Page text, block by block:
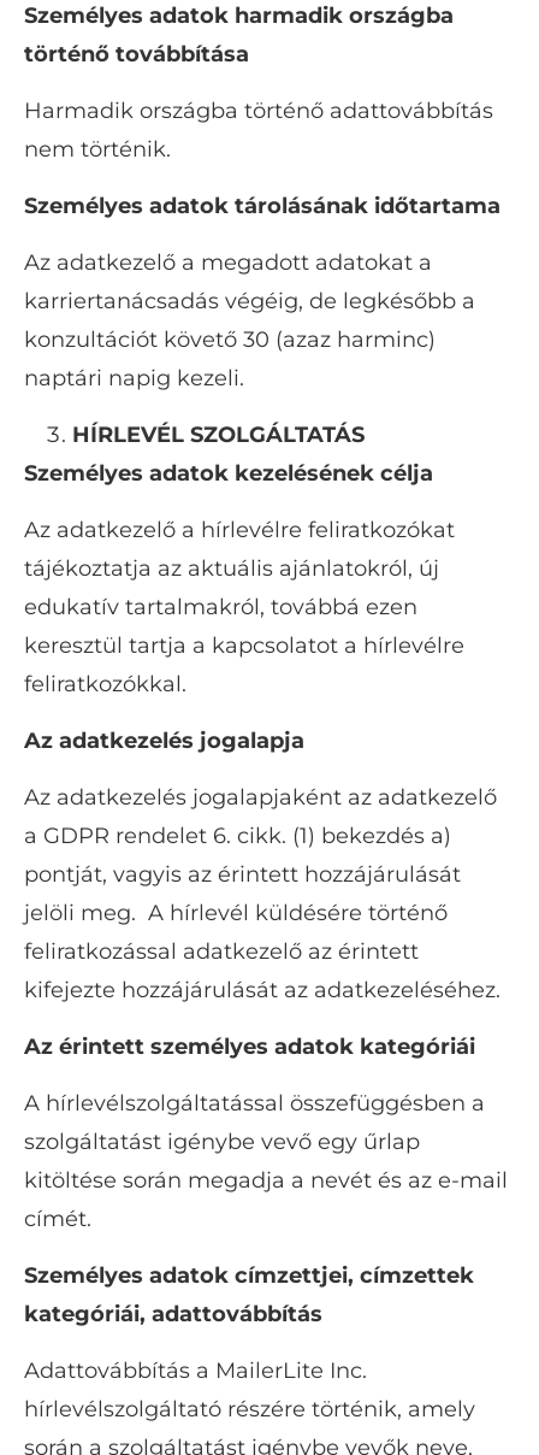
Személyes adatok harmadik országba
történő továbbítása
Harmadik országba történő adattovábbítás
nem történik.
Személyes adatok tárolásának időtartama
Az adatkezelő a megadott adatokat a
karriertanácsadás végéig, de legkésőbb a
konzultációt követő 30 (azaz harminc)
naptári napig kezeli.
HÍRLEVÉL SZOLGÁLTATÁS
Személyes adatok kezelésének célja
Az adatkezelő a hírlevélre feliratkozókat
tájékoztatja az aktuális ajánlatokról, új
edukatív tartalmakról, továbbá ezen
keresztül tartja a kapcsolatot a hírlevélre
feliratkozókkal.
Az adatkezelés jogalapja
Az adatkezelés jogalapjaként az adatkezelő
a GDPR rendelet 6. cikk. (1) bekezdés a)
pontját, vagyis az érintett hozzájárulását
jelöli meg. A hírlevél küldésére történő
feliratkozással adatkezelő az érintett
kifejezte hozzájárulását az adatkezeléséhez.
Az érintett személyes adatok kategóriái
A hírlevélszolgáltatással összefüggésben a
szolgáltatást igénybe vevő egy űrlap
kitöltése során megadja a nevét és az e-mail
címét.
Személyes adatok címzettjei, címzettek
kategóriái, adattovábbítás
Adattovábbítás a MailerLite Inc.
hírlevélszolgáltató részére történik, amely
során a szolgáltatást igénybe vevők neve,